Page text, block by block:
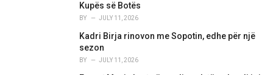
Kupës së Botës
BY JULY 11, 2026
Kadri Birja rinovon me Sopotin, edhe për një
sezon
BY JULY 11, 2026